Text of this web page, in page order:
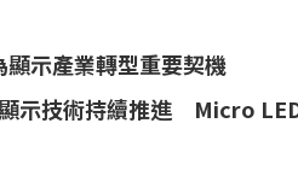
示產業轉型重要契機
示技術持續推進 Micro